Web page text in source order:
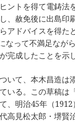
ントを得て電鋳法
、赦免後に出島印
アドバイスを得た
なって不満足なが
完成したことを示
いて、本木昌造は
いる。この草稿は
、明治45年（
高見松太郎・堺賢